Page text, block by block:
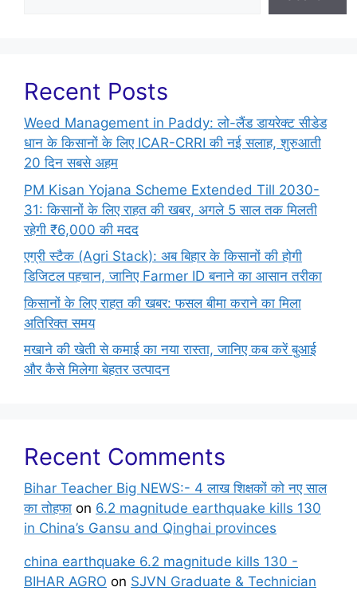
Recent Posts
Weed Management in Paddy: लो-लैंड डायरेक्ट सीडेड
धान के किसानों के लिए ICAR-CRRI की नई सलाह, शुरुआती
20 दिन सबसे अहम
PM Kisan Yojana Scheme Extended Till 2030-
31: किसानों के लिए राहत की खबर, अगले 5 साल तक मिलती
रहेगी ₹6,000 की मदद
एग्री स्टैक (Agri Stack): अब बिहार के किसानों की होगी
डिजिटल पहचान, जानिए Farmer ID बनाने का आसान तरीका
किसानों के लिए राहत की खबर: फसल बीमा कराने का मिला
अतिरिक्त समय
मखाने की खेती से कमाई का नया रास्ता, जानिए कब करें बुआई
और कैसे मिलेगा बेहतर उत्पादन
Recent Comments
Bihar Teacher Big NEWS:- 4 लाख शिक्षकों को नए साल
का तोहफा on 6.2 magnitude earthquake kills 130
in China’s Gansu and Qinghai provinces
china earthquake 6.2 magnitude kills 130 -
BIHAR AGRO on SJVN Graduate & Technician